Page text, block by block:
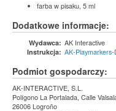
farba w pisaku, 5 ml
Dodatkowe informacje:
Wydawca: AK Interactive
Instrukcja: AK-
Podmiot gospodarczy:
AK-INTERACTIVE, S.L.
Polígono La Portalada, Calle
26006 Logroño